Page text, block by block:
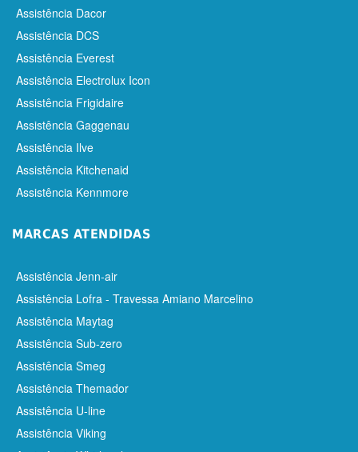
Assistência Dacor
Assistência DCS
Assistência Everest
Assistência Electrolux Icon
Assistência Frigidaire
Assistência Gaggenau
Assistência Ilve
Assistência Kitchenaid
Assistência Kennmore
MARCAS ATENDIDAS
Assistência Jenn-air
Assistência Lofra - Travessa Amiano Marcelino
Assistência Maytag
Assistência Sub-zero
Assistência Smeg
Assistência Themador
Assistência U-line
Assistência Viking